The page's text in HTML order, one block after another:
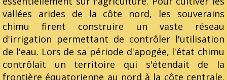
vallées arides de la côte nord, les souverains
chimu firent construire un vaste réseau
d'irrigation permettant de contrôler l'utilisation
de l'eau. Lors de sa période d'apogée, l'état chimu
contrôlait un territoire qui s'étendait de la
frontière équatorienne au nord à la côte centrale.